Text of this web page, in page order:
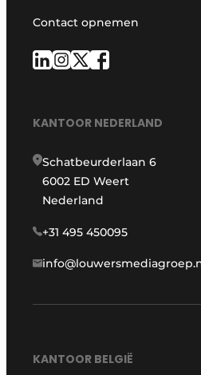
Contact opnemen
KANTOOR NEDERLAND
Schatbeurderlaan 6
6002 ED Weert
Nederland
+31 495 450095
KANTOOR BELGIË